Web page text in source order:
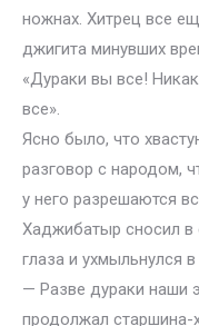
ножнах. Хитрец все
джигита минувших
«Дураки вы все!
все».
Ясно было, что
разговор с народом,
у него разрешаются
Хаджибатыр сносил в
глаза и ухмыльнулся
— Разве дураки наши
продолжал старшина-